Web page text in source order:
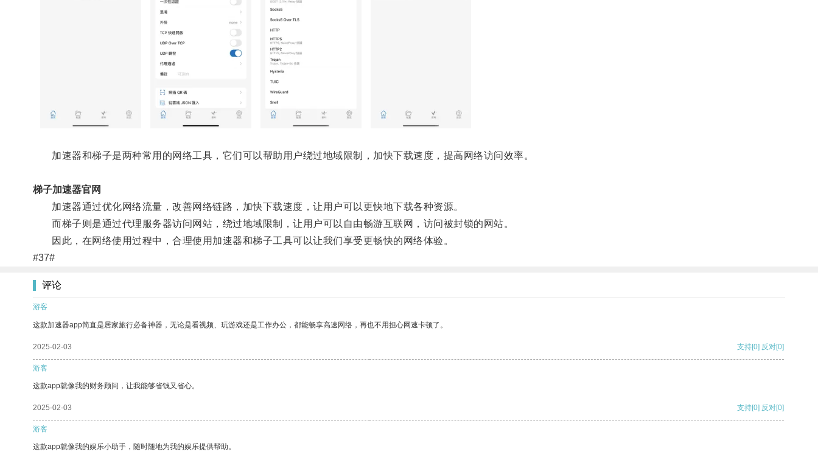
加速器和梯子是两种常用的网络工具，它们可以帮助用户绕过地域限制，加快下载速度，提高网络访问效率。
梯子加速器官网
加速器通过优化网络流量，改善网络链路，加快下载速度，让用户可以更快地下载各种资源。
而梯子则是通过代理服务器访问网站，绕过地域限制，让用户可以自由畅游互联网，访问被封锁的网站。
因此，在网络使用过程中，合理使用加速器和梯子工具可以让我们享受更畅快的网络体验。
#37#
评论
游客
这款加速器app简直是居家旅行必备神器，无论是看视频、玩游戏还是工作办公，都能畅享高速网络，再也不用担心网速卡顿了。
2025-02-03 支持[0] 反对[0]
游客
这款app就像我的财务顾问，让我能够省钱又省心。
2025-02-03 支持[0] 反对[0]
游客
这款app就像我的娱乐小助手，随时随地为我的娱乐提供帮助。